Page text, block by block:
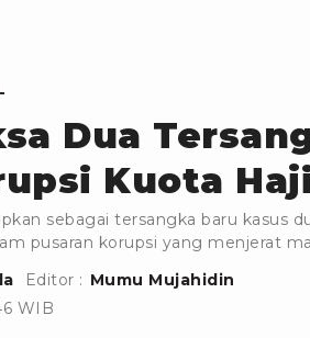
Dua
Kuota
sebagai tersangka baru kasus
pusaran korupsi yang menjerat
Editor : Mumu Mujahidin
WIB